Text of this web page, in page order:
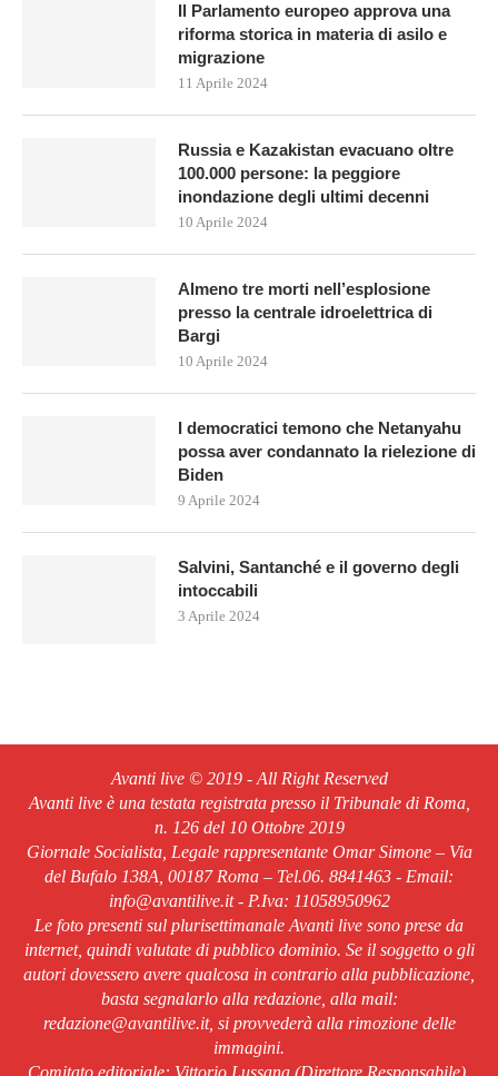
Il Parlamento europeo approva una
riforma storica in materia di asilo e
migrazione
11 Aprile 2024
Russia e Kazakistan evacuano oltre
100.000 persone: la peggiore
inondazione degli ultimi decenni
10 Aprile 2024
Almeno tre morti nell’esplosione
presso la centrale idroelettrica di
Bargi
10 Aprile 2024
I democratici temono che Netanyahu
possa aver condannato la rielezione di
Biden
9 Aprile 2024
Salvini, Santanché e il governo degli
intoccabili
3 Aprile 2024
Avanti live © 2019 - All Right Reserved
Avanti live è una testata registrata presso il Tribunale di Roma,
n. 126 del 10 Ottobre 2019
Giornale Socialista, Legale rappresentante Omar Simone – Via
del Bufalo 138A, 00187 Roma – Tel.06. 8841463 - Email:
info@avantilive.it - P.Iva: 11058950962
Le foto presenti sul plurisettimanale Avanti live sono prese da
internet, quindi valutate di pubblico dominio. Se il soggetto o gli
autori dovessero avere qualcosa in contrario alla pubblicazione,
basta segnalarlo alla redazione, alla mail:
redazione@avantilive.it, si provvederà alla rimozione delle
immagini.